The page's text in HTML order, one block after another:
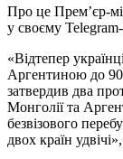
Про це Прем’єр-
у своєму
«Відтепер
Аргентиною до 90
затвердив два
Монголії та
безвізового
двох країн